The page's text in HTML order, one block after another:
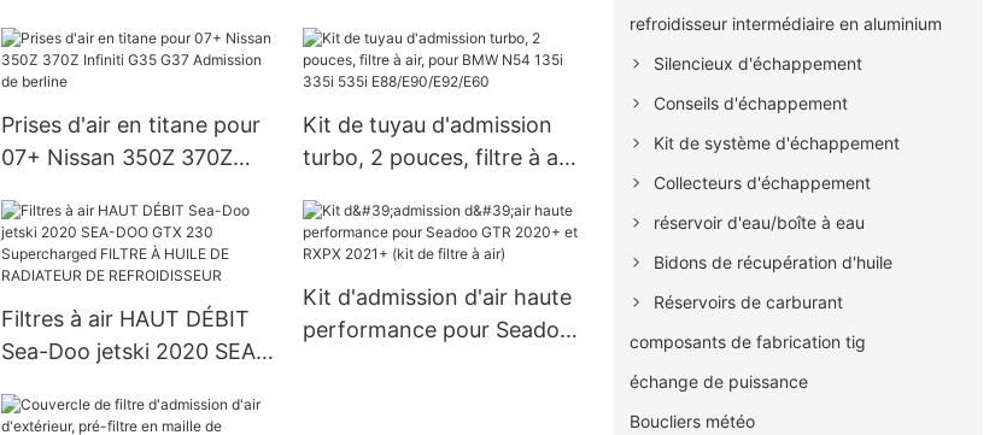
d'admission, filtre à air en
tas pour BMW
Prises d'air en titane pour
07+ Nissan 350Z 370Z
de berline
Kit de tuyau d'admission
turbo, 2 pouces, filtre à air,
535i E88/E90/E92/E60
Filtres à air HAUT DÉBIT
Sea-Doo jetski 2020 SEA-
Supercharged FILTRE À
Kit d'admission d'air haute
performance pour Seadoo
refroidisseur intermédiaire en aluminium
Silencieux d'échappement
Conseils d'échappement
Kit de système d'échappement
Collecteurs d'échappement
réservoir d'eau/boîte à eau
Bidons de récupération d'huile
Réservoirs de carburant
composants de fabrication tig
échange de puissance
Boucliers météo